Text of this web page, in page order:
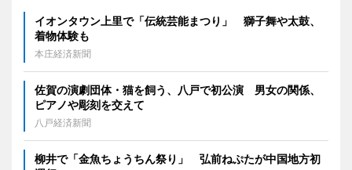
イオンタウン上里で「伝統芸能まつり」 獅子舞や太鼓、
着物体験も
本庄経済新聞
佐賀の演劇団体・猫を飼う、八戸で初公演 男女の関係、
ピアノや彫刻を交えて
八戸経済新聞
柳井で「金魚ちょうちん祭り」 弘前ねぷたが中国地方初